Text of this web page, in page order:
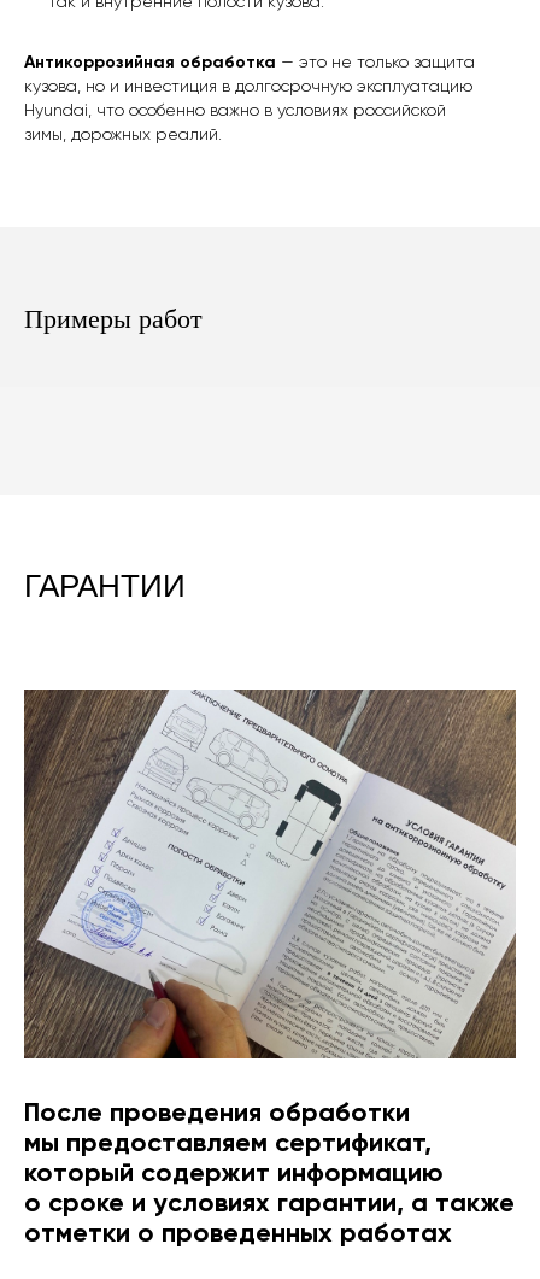
Антикоррозийная обработка — это не только защита
кузова, но и инвестиция в долгосрочную эксплуатацию
Hyundai, что особенно важно в условиях российской
зимы, дорожных реалий.
Примеры работ
ГАРАНТИИ
После проведения обработки
мы предоставляем сертификат,
который содержит информацию
о сроке и условиях гарантии, а также
отметки о проведенных работах